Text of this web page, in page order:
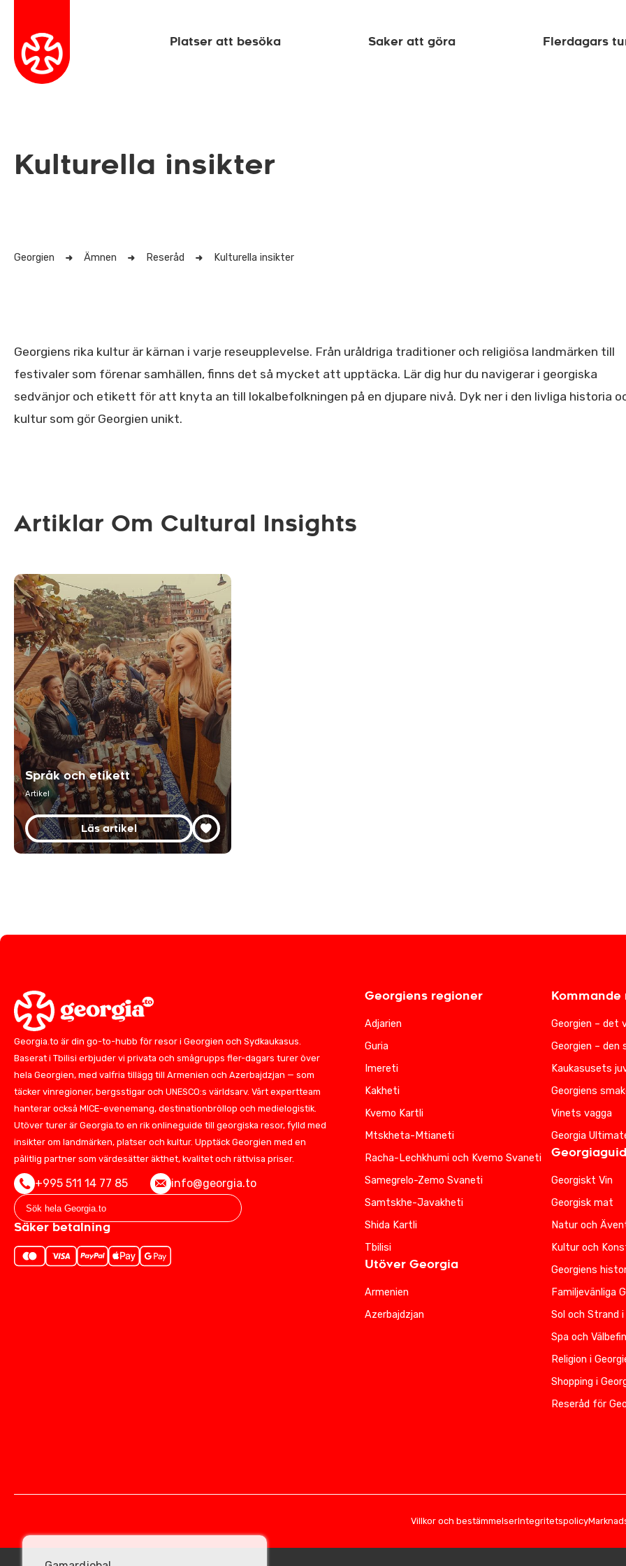
Platser att besöka Saker att göra Flerdagars
Kulturella insikter
Georgien Ämnen Reseråd Kulturella insikter
Georgiens rika kultur är kärnan i varje reseupplevelse. Från uråldriga traditioner och religiösa landmärken till
festivaler som förenar samhällen, finns det så mycket att upptäcka. Lär dig hur du navigerar i georgiska
sedvänjor och etikett för att knyta an till lokalbefolkningen på en djupare nivå. Dyk ner i den livliga historia
kultur som gör Georgien unikt.
Artiklar Om Cultural Insights
Språk och etikett
Artikel
Läs artikel
Georgia.to är din go-to-hubb för resor i Georgien och Sydkaukasus.
Baserat i Tbilisi erbjuder vi privata och smågrupps fler-dagars turer över
hela Georgien, med valfria tillägg till Armenien och Azerbajdzjan — som
täcker vinregioner, bergsstigar och UNESCO:s världsarv. Vårt expertteam
hanterar också MICE-evenemang, destinationbröllop och medielogistik.
Utöver turer är Georgia.to en rik onlineguide till georgiska resor, fylld med
insikter om landmärken, platser och kultur. Upptäck Georgien med en
pålitlig partner som värdesätter äkthet, kvalitet och rättvisa priser.
+995 511 14 77 85 info@georgia.to
Säker betalning
Georgiens regioner
Adjarien
Guria
Imereti
Kakheti
Kvemo Kartli
Mtskheta-Mtianeti
Racha-Lechkhumi och Kvemo Svaneti
Samegrelo-Zemo Svaneti
Samtskhe-Javakheti
Shida Kartli
Tbilisi
Utöver Georgia
Armenien
Azerbajdzjan
Georgien – det
Georgien – den
Kaukasusets
Georgiens
Vinets vagga
Georgia
Georgiskt Vin
Georgisk mat
Natur och
Kultur och
Georgiens
Familjevänliga
Sol och Strand i
Spa och
Religion i
Shopping i
Reseråd för
Villkor och bestämmelserIntegritetspolicy